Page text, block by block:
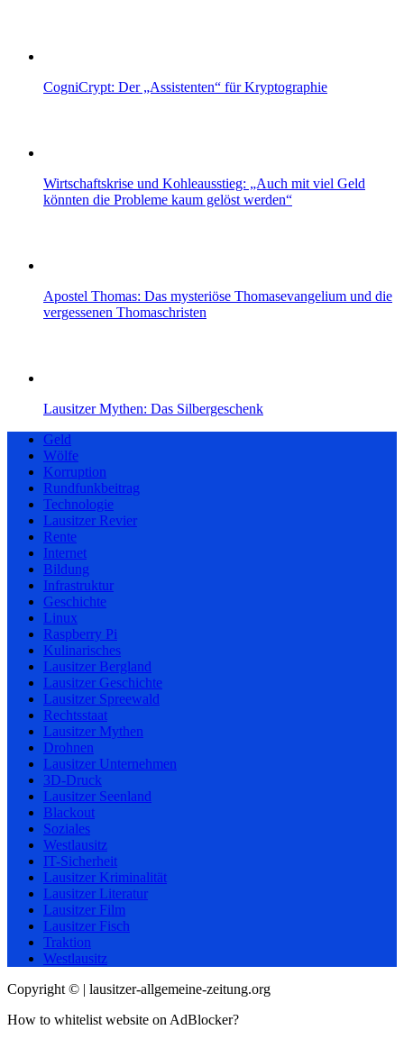
CogniCrypt: Der „Assistenten“ für Kryptographie
Wirtschaftskrise und Kohleausstieg: „Auch mit viel Geld
könnten die Probleme kaum gelöst werden“
Apostel Thomas: Das mysteriöse Thomasevangelium und die
vergessenen Thomaschristen
Lausitzer Mythen: Das Silbergeschenk
Geld
Wölfe
Korruption
Rundfunkbeitrag
Technologie
Lausitzer Revier
Rente
Internet
Bildung
Infrastruktur
Geschichte
Linux
Raspberry Pi
Kulinarisches
Lausitzer Bergland
Lausitzer Geschichte
Lausitzer Spreewald
Rechtsstaat
Lausitzer Mythen
Drohnen
Lausitzer Unternehmen
3D-Druck
Lausitzer Seenland
Blackout
Soziales
Westlausitz
IT-Sicherheit
Lausitzer Kriminalität
Lausitzer Literatur
Lausitzer Film
Lausitzer Fisch
Traktion
Westlausitz
Copyright © | lausitzer-allgemeine-zeitung.org
How to whitelist website on AdBlocker?